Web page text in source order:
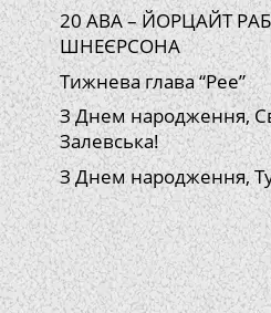
20 АВА – ЙОРЦАЙТ
ШНЕЄРСОНА
Тижнева глава “Рее”
З Днем народження,
Залевська!
З Днем народження,